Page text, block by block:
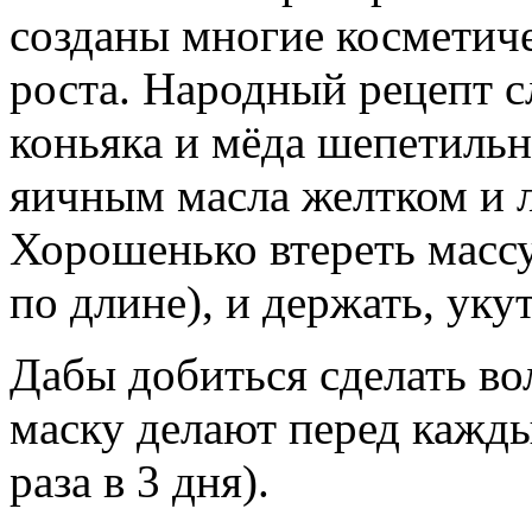
созданы многие
роста. Народный рецепт
коньяка и мёда
яичным масла желтком и
Хорошенько втереть
по длине), и держать,
Дабы добиться сделать
маску делают перед
раза в 3 дня).